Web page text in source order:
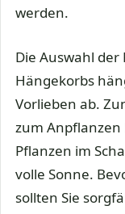
werden.
Die Auswahl
Hängekorbs
Vorlieben ab.
zum
Pflanzen im
volle Sonne.
sollten Sie